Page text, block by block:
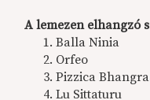
A lemezen elhangzó
Balla Ninia
Orfeo
Pizzica
Lu Sittaturu